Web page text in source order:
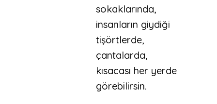
sokaklarında,
insanların giydiği
tişörtlerde,
çantalarda,
kısacası her yerde
görebilirsin.